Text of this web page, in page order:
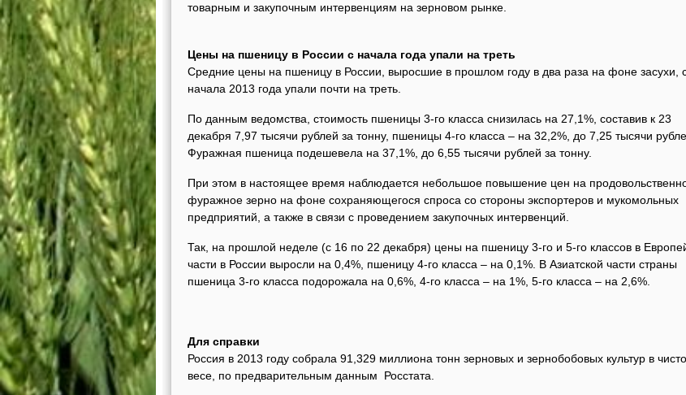
товарным и закупочным интервенциям на зерновом рынке.
Цены на пшеницу в России с начала года упали на треть
Средние цены на пшеницу в России, выросшие в прошлом году в два раза на фоне засухи,
начала 2013 года упали почти на треть.
По данным ведомства, стоимость пшеницы 3-го класса снизилась на 27,1%, составив к 23
декабря 7,97 тысячи рублей за тонну, пшеницы 4-го класса – на 32,2%, до 7,25 тысячи
Фуражная пшеница подешевела на 37,1%, до 6,55 тысячи рублей за тонну.
При этом в настоящее время наблюдается небольшое повышение цен на
фуражное зерно на фоне сохраняющегося спроса со стороны экспортеров и мукомольных
предприятий, а также в связи с проведением закупочных интервенций.
Так, на прошлой неделе (с 16 по 22 декабря) цены на пшеницу 3-го и 5-го классов в
части в России выросли на 0,4%, пшеницу 4-го класса – на 0,1%. В Азиатской части страны
пшеница 3-го класса подорожала на 0,6%, 4-го класса – на 1%, 5-го класса – на 2,6%.
Для справки
Россия в 2013 году собрала 91,329 миллиона тонн зерновых и зернобобовых культур в
весе, по предварительным данным Росстата.